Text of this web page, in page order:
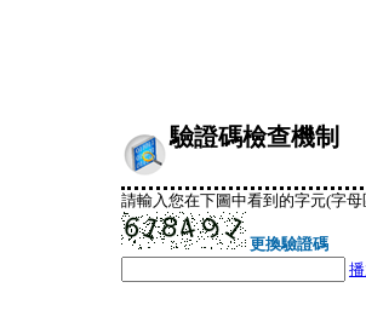
驗證碼檢查機制
請輸入您在下圖中看到的字元(字
更換驗證碼